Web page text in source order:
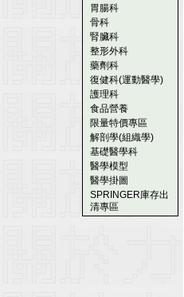
胃腸科
骨科
腎臟科
整形外科
藥劑科
復健科(運動醫學)
護理科
食品營養
限量特價專區
解剖學(組織學)
基礎醫學科
醫學模型
醫學掛圖
SPRINGER庫存出
清專區